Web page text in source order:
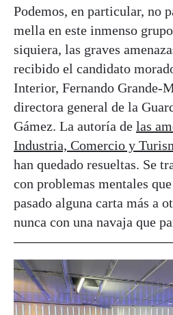
Podemos, en particular, no
mella en este inmenso
siquiera, las graves
recibido el candidato
Interior, Fernando Grande-
directora general de la
Gámez. La autoría de las
Industria, Comercio y
han quedado resueltas. Se
con problemas mentales
pasado alguna carta más a
nunca con una navaja que